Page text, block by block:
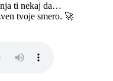
ti nekaj da…
tvoje smero. 🚀